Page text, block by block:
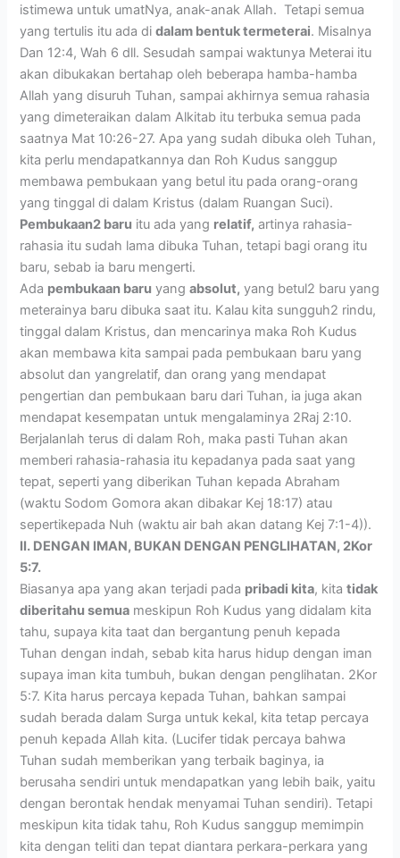
istimewa untuk umatNya, anak-anak Allah. Tetapi semua
yang tertulis itu ada didalam bentuk termeterai. Misalnya
Dan 12:4, Wah 6 dll. Sesudah sampai waktunya Meterai itu
akan dibukakan bertahap oleh beberapa hamba-hamba
Allah yang disuruh Tuhan, sampai akhirnya semua rahasia
yang dimeteraikan dalam Alkitab itu terbuka semua pada
saatnya Mat 10:26-27. Apa yang sudah dibuka oleh Tuhan,
kita perlu mendapatkannya dan Roh Kudus sanggup
membawa pembukaan yang betul itu pada orang-orang
yang tinggal di dalam Kristus (dalam Ruangan Suci).
Pembukaan2 baru itu ada yang relatif, artinya rahasia-
rahasia itu sudah lama dibuka Tuhan, tetapi bagi orang itu
baru, sebab ia baru mengerti.
Ada pembukaan baru yangabsolut, yang betul2 baru yang
meterainya baru dibuka saat itu. Kalau kita sungguh2 rindu,
tinggal dalam Kristus, dan mencarinya maka Roh Kudus
akan membawa kita sampai pada pembukaan baru yang
absolut dan yangrelatif, dan orang yang mendapat
pengertian dan pembukaan baru dari Tuhan, ia juga akan
mendapat kesempatan untuk mengalaminya 2Raj 2:10.
Berjalanlah terus di dalam Roh, maka pasti Tuhan akan
memberi rahasia-rahasia itu kepadanya pada saat yang
tepat, seperti yang diberikan Tuhan kepada Abraham
(waktu Sodom Gomora akan dibakar Kej 18:17) atau
sepertikepada Nuh (waktu air bah akan datang Kej 7:1-4)).
II. DENGAN IMAN, BUKAN DENGAN PENGLIHATAN, 2Kor
5:7.
Biasanya apa yang akan terjadi pada pribadi kita, kitatidak
diberitahu semua meskipun Roh Kudus yang didalam kita
tahu, supaya kita taat dan bergantung penuh kepada
Tuhan dengan indah, sebab kita harus hidup dengan iman
supaya iman kita tumbuh, bukan dengan penglihatan. 2Kor
5:7. Kita harus percaya kepada Tuhan, bahkan sampai
sudah berada dalam Surga untuk kekal, kita tetap percaya
penuh kepada Allah kita. (Lucifer tidak percaya bahwa
Tuhan sudah memberikan yang terbaik baginya, ia
berusaha sendiri untuk mendapatkan yang lebih baik, yaitu
dengan berontak hendak menyamai Tuhan sendiri). Tetapi
meskipun kita tidak tahu, Roh Kudus sanggup memimpin
kita dengan teliti dan tepat diantara perkara-perkara yang